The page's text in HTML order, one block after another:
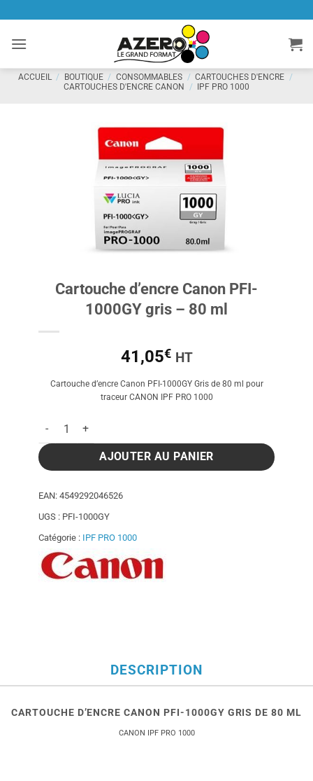
contenu
ACCUEIL / BOUTIQUE / CONSOMMABLES / CARTOUCHES D'ENCRE /
CARTOUCHES D'ENCRE CANON
/ IPF PRO 1000
Cartouche d’encre Canon PFI-
1000GY gris – 80 ml
41,05€ HT
Cartouche d’encre Canon PFI-1000GY Gris de 80 ml pour
traceur CANON IPF PRO 1000
quantité de Cartouche d'encre Canon PFI-1000GY gris - 80 ml
AJOUTER AU PANIER
EAN: 4549292046526
UGS : PFI-1000GY
Catégorie : IPF PRO 1000
DESCRIPTION
CARTOUCHE D’ENCRE CANON PFI-1000GY GRIS DE 80 ML
CANON IPF PRO 1000